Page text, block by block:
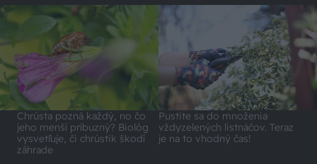
Chrústa pozná každý, no čo
jeho menší príbuzný? Biológ
vysvetľuje, či chrústik škodí
záhrade
Pustite sa do množenia
vždyzelených listnáčov. Teraz
je na to vhodný čas!